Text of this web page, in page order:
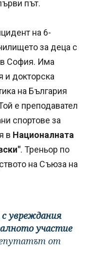
път.
на 6-
за деца с
в София. Има
и докторска
на България
е преподавател
спортове за
в Националната
. Треньор по
на Съюза на
увреждания
участие
от